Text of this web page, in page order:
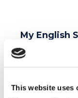
This website uses
My English
Via della